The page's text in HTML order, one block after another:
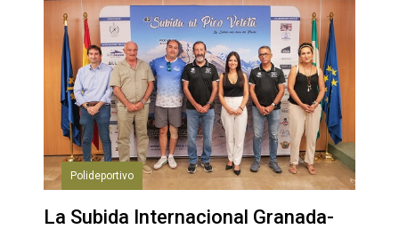
Polideportivo
La Subida Internacional Granada-